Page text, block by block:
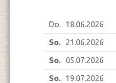
Do. 18.06.2026
So. 21.06.2026
So. 05.07.2026
So. 19.07.2026